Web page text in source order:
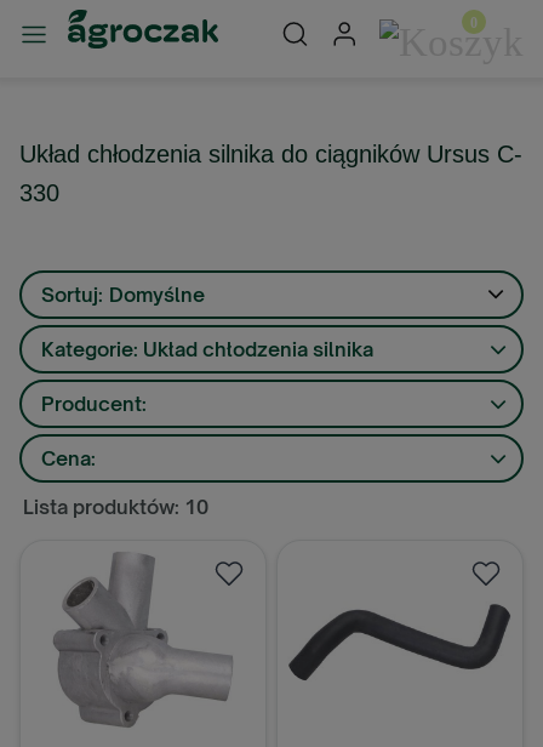
Układ chłodzenia silnika do ciągników Ursus C-
330
Sortuj: Domyślne
Kategorie: Układ chłodzenia silnika
Producent:
Cena:
Lista produktów: 10